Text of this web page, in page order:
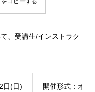
、受講生/インストラク
日(日)
開催形式：オン